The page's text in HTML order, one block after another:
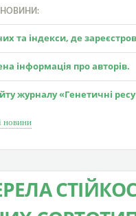
НОВИНИ:
та індекси, де
інформація про авторів.
журналу «Генетичні
новини